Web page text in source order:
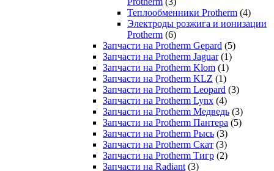
Теплообменники Protherm (4)
Электроды розжига и ионизации
Protherm (6)
Запчасти на Protherm Gepard (5)
Запчасти на Protherm Jaguar (1)
Запчасти на Protherm Klom (1)
Запчасти на Protherm KLZ (1)
Запчасти на Protherm Leopard (3)
Запчасти на Protherm Lynx (4)
Запчасти на Protherm Медведь (3)
Запчасти на Protherm Пантера (5)
Запчасти на Protherm Рысь (3)
Запчасти на Protherm Скат (3)
Запчасти на Protherm Тигр (2)
Запчасти на Radiant (3)